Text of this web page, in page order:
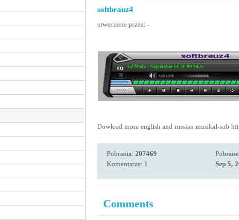
softbrauz4
utworzone przez: -
Dowload more english and russian musikal-sub
Pobrania: 207469
Komentarze: 1
Pobrane:
Sep 5,
Comments